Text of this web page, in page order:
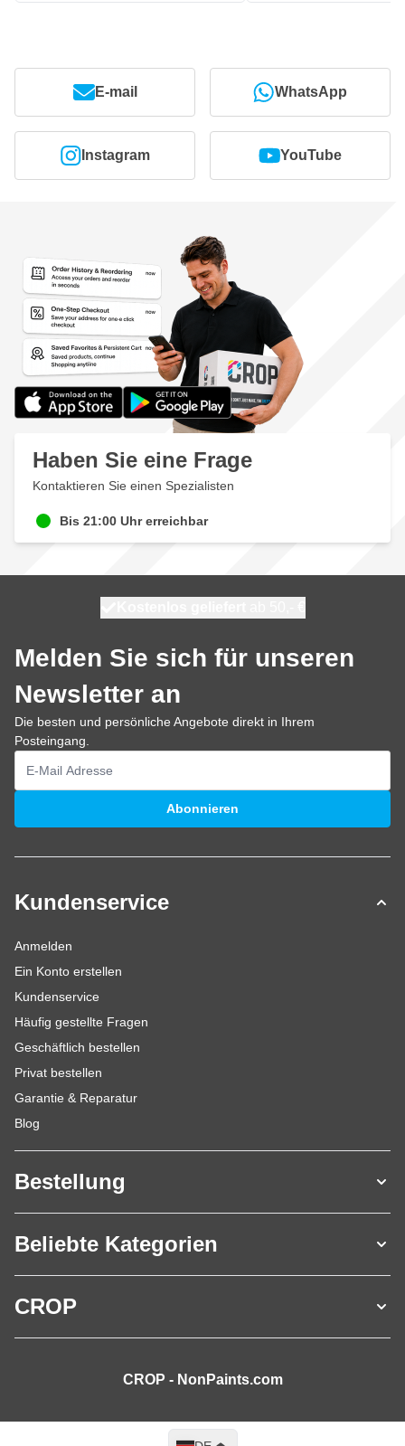
E-mail WhatsApp
Instagram YouTube
Haben Sie eine Frage
Kontaktieren Sie einen Spezialisten
Bis 21:00 Uhr erreichbar
Melden Sie sich für unseren
Newsletter an
Die besten und persönliche Angebote direkt in Ihrem
Posteingang.
E-Mailadresse
Abonnieren
Kundenservice
Anmelden
Ein Konto erstellen
Kundenservice
Häufig gestellte Fragen
Geschäftlich bestellen
Privat bestellen
Garantie & Reparatur
Blog
Bestellung
Beliebte Kategorien
CROP
CROP - NonPaints.com
Sprache